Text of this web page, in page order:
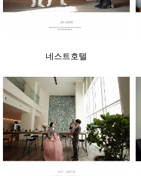
네스트호텔